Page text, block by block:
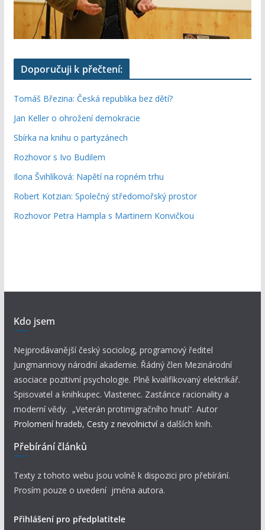
Doporučuji k přečtení:
Tomáš Březina: Česká republika bez dětí?
Jan Keller o ohrožení demokracie
Sbírka na knihu o partyzánech
Rozhovor s Ivo Budilem
Ilona Švihlíková: Napětí na ropném trhu
Robert Kotzian: Společný středomořský prostor
Rozhovor Petra Hampla s Martinem Konvičkou
Kdo jsem
Nejprodávanější český sociolog, programový ředitel
Jungmannovy národní akademie. Řádný člen Mezinárodní
asociace pozitivní psychologie. Plně kvalifikovaný elektrikář.
Spisovatel a knihkupec. Vlastenec. Zastánce racionality a
moderní vědy. „Veterán protimigračního hnutí“. Autor
Prolomení hradeb, Cesty z nevolnictví a dalších knih.
Přebírání článků
Texty z tohoto webu jsou volně k dispozici pro přebírání.
Prosím pouze o uvedení jména autora.
Přihlášení pro předplatitele